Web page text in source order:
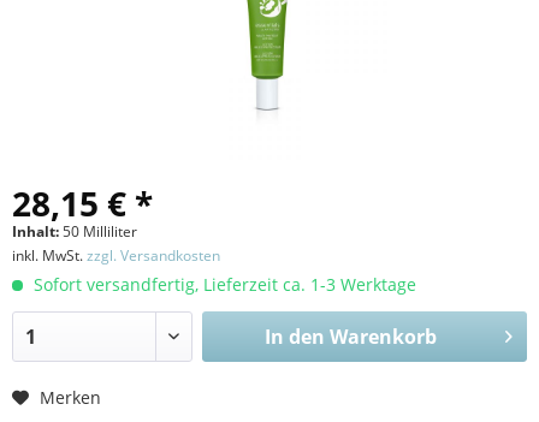
28,15 € *
Inhalt:50 Milliliter
inkl. MwSt.zzgl. Versandkosten
Sofort versandfertig, Lieferzeit ca. 1-3 Werktage
In den Warenkorb
Merken